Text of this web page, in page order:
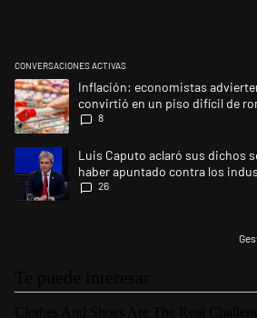
CONVERSACIONES ACTIVAS
Este listado muestra los artículos con más
Un artículo de tendencia con el título
Inflación: economistas
convirtió en un piso difícil de
8
Un artículo de tendencia con el título "Luis
Luis Caputo aclaró sus dichos
haber apuntado contra los
26